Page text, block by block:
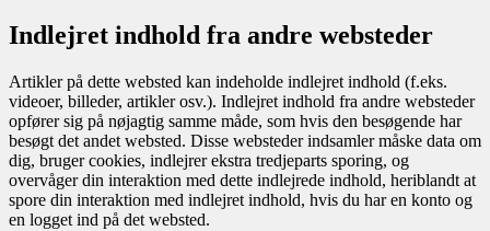
Indlejret indhold fra andre websteder
Artikler på dette websted kan indeholde indlejret indhold (f.eks.
videoer, billeder, artikler osv.). Indlejret indhold fra andre websteder
opfører sig på nøjagtig samme måde, som hvis den besøgende har
besøgt det andet websted. Disse websteder indsamler måske data om
dig, bruger cookies, indlejrer ekstra tredjeparts sporing, og
overvåger din interaktion med dette indlejrede indhold, heriblandt at
spore din interaktion med indlejret indhold, hvis du har en konto og
en logget ind på det websted.